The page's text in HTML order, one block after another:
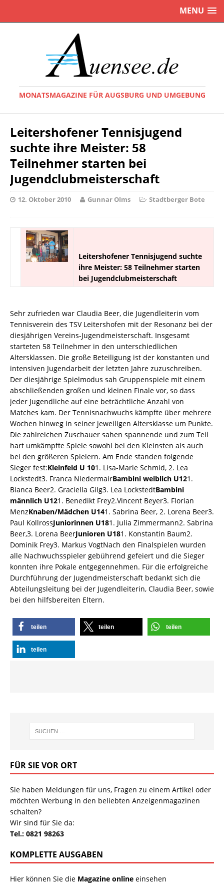
MENU
MONATSMAGAZINE FÜR AUGSBURG UND UMGEBUNG
Leitershofener Tennisjugend
suchte ihre Meister: 58
Teilnehmer starten bei
Jugendclubmeisterschaft
12. Oktober 2010 Gunnar Olms Stadtberger Bote
Leitershofener Tennisjugend suchte
ihre Meister: 58 Teilnehmer starten
bei Jugendclubmeisterschaft
Sehr zufrieden war Claudia Beer, die Jugendleiterin vom
Tennisverein des TSV Leitershofen mit der Resonanz bei der
diesjährigen Vereins-Jugendmeisterschaft. Insgesamt
starteten 58 Teilnehmer in den unterschiedlichen
Altersklassen. Die große Beteiligung ist der konstanten und
intensiven Jugendarbeit der letzten Jahre zuzuschreiben.
Der diesjährige Spielmodus sah Gruppenspiele mit einem
abschließenden großen und kleinen Finale vor, so dass
jeder Jugendliche auf eine beträchtliche Anzahl von
Matches kam. Der Tennisnachwuchs kämpfte über mehrere
Wochen hinweg in seiner jeweiligen Altersklasse um Punkte.
Die zahlreichen Zuschauer sahen spannende und zum Teil
hart umkämpfte Spiele sowohl bei den Kleinsten als auch
bei den größeren Spielern. Am Ende standen folgende
Sieger fest:Kleinfeld U 101. Lisa-Marie Schmid, 2. Lea
Lockstedt3. Franca NiedermairBambini weiblich U121.
Bianca Beer2. Graciella Gilg3. Lea LockstedtBambini
männlich U121. Benedikt Frey2.Vincent Beyer3. Florian
MenzKnaben/Mädchen U141. Sabrina Beer, 2. Lorena Beer3.
Paul KollrossJuniorinnen U181. Julia Zimmermann2. Sabrina
Beer,3. Lorena BeerJunioren U181. Konstantin Baum2.
Dominik Frey3. Markus VogtNach den Finalspielen wurden
alle Nachwuchsspieler gebührend gefeiert und die Sieger
konnten ihre Pokale entgegennehmen. Für die erfolgreiche
Durchführung der Jugendmeisterschaft bedankt sich die
Abteilungsleitung bei der Jugendleiterin, Claudia Beer, sowie
bei den hilfsbereiten Eltern.
teilen teilen teilen
teilen
FÜR SIE VOR ORT
Sie haben Meldungen für uns, Fragen zu einem Artikel oder
möchten Werbung in den beliebten Anzeigenmagazinen
schalten?
Wir sind für Sie da:
Tel.: 0821 98263
KOMPLETTE AUSGABEN
Hier können Sie die Magazine online einsehen